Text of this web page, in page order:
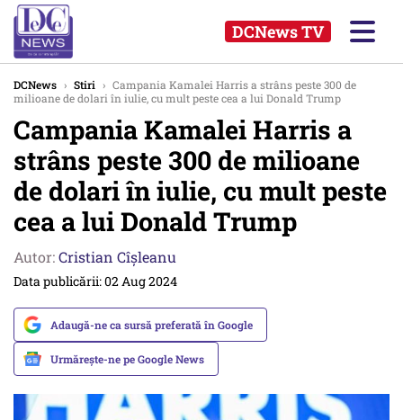
DCNews TV
DCNews › Stiri › Campania Kamalei Harris a strâns peste 300 de
milioane de dolari în iulie, cu mult peste cea a lui Donald Trump
Campania Kamalei Harris a
strâns peste 300 de milioane
de dolari în iulie, cu mult peste
cea a lui Donald Trump
Autor:Cristian Cîșleanu
Data publicării: 02 Aug 2024
Adaugă-ne ca sursă preferată în Google
Urmărește-ne pe Google News